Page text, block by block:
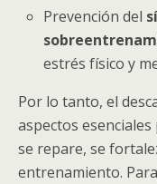
Prevención del
estrés físico y
Por lo tanto, el
aspectos
se repare, se
entrenamiento.